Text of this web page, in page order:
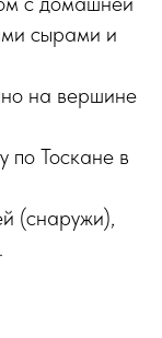
сырами и
на вершине
по Тоскане в
(снаружи),